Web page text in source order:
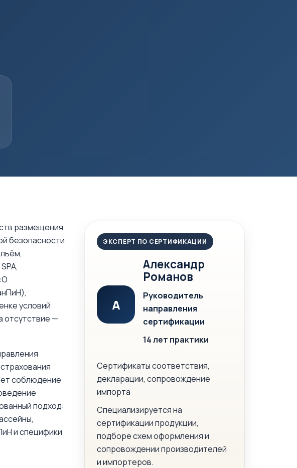
размещения
безопасности
условий
отсутствие —
соблюдение
подход:
и специфики
ЭКСПЕРТ ПО СЕРТИФИКАЦИИ
А
Александр
Романов
Руководитель
направления
сертификации
14 лет практики
Сертификаты соответствия,
декларации, сопровождение
импорта
Специализируется на
сертификации продукции,
подборе схем оформления и
сопровождении производителей
и импортеров.